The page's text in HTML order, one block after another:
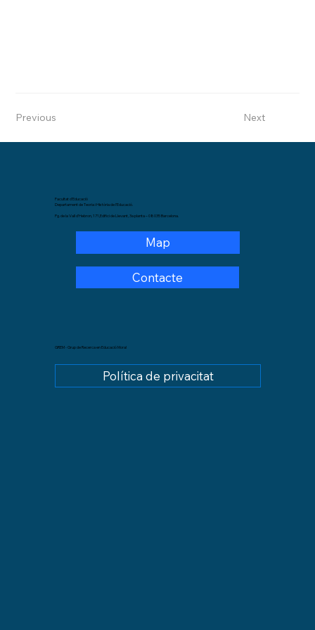
Previous Next
GREM - Grup de Recerca en Educació Moral
Política de privacitat
Facultat d'Educació
Departament de Teoria i Història de l'Educació.
Pg. de la Vall d'Hebron, 171,Edifici de Llevant, 3a planta – 08035 Barcelona.
Map
Contacte